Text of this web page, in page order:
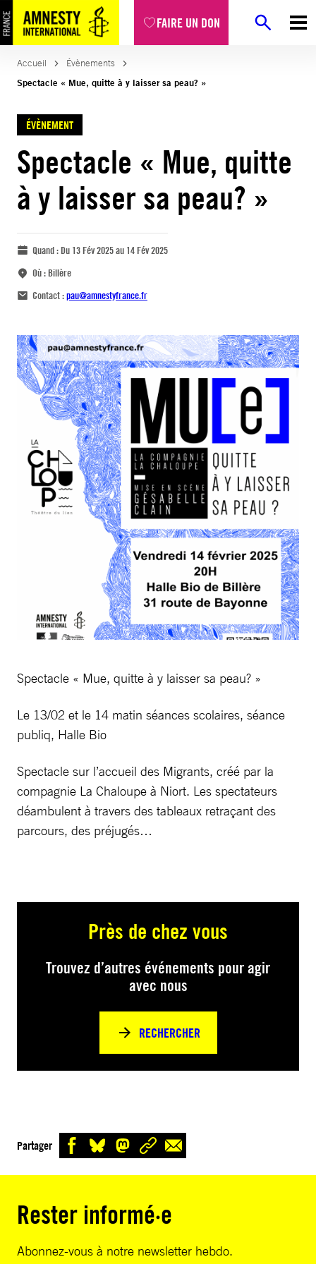
FAIRE UN DON
Accueil
Évènements
Spectacle « Mue, quitte à y laisser sa peau? »
ÉVÈNEMENT
Spectacle « Mue, quitte
à y laisser sa peau? »
Quand :Du 13 Fév 2025 au 14 Fév 2025
Où :Billère
Contact :pau@amnestyfrance.fr
Spectacle « Mue, quitte à y laisser sa peau? »
Le 13/02 et le 14 matin séances scolaires, séance
publiq, Halle Bio
Spectacle sur l’accueil des Migrants, créé par la
compagnie La Chaloupe à Niort. Les spectateurs
déambulent à travers des tableaux retraçant des
parcours, des préjugés…
Près de chez vous
Trouvez d’autres événements pour agir
avec nous
RECHERCHER
Partager
Rester informé·e
Abonnez-vous à notre newsletter hebdo.